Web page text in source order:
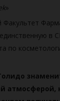
»
в
по
атмосферой,